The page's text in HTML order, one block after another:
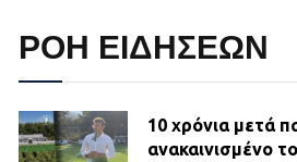
ΡΟΗ ΕΙΔΗΣΕΩΝ
10 χρόνια μετά
ανακαινισμένο